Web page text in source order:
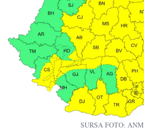
SURSA FOTO: ANM